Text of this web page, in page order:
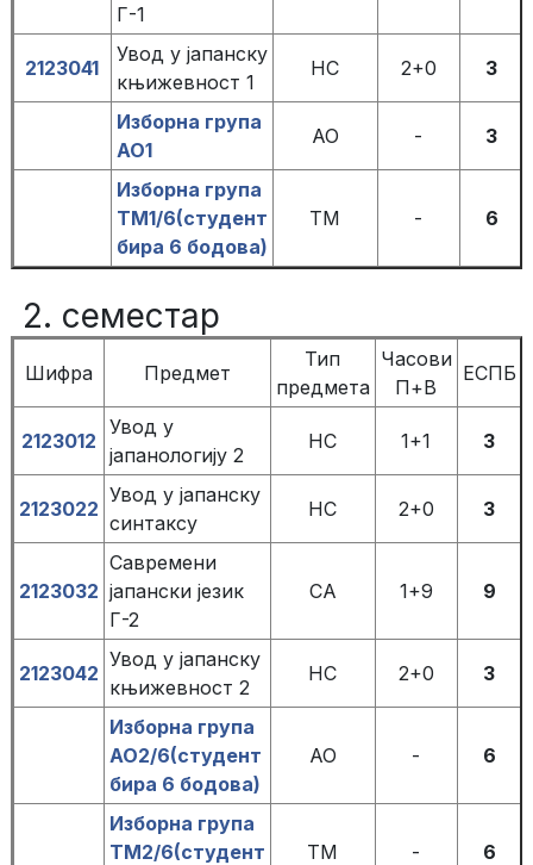
Г-1
2123041
Увод у јапанску
књижевност 1
НС 2+0 3
Изборна група
АО1
АО - 3
Изборна група
ТМ1/6(студент
бира 6 бодова)
ТМ - 6
2. семестар
Шифра Предмет
Тип
предмета
Часови
П+В
ЕСПБ
2123012
Увод у
јапанологију 2
НС 1+1 3
2123022
Увод у јапанску
синтаксу
НС 2+0 3
2123032
Савремени
јапански језик
Г-2
СА 1+9 9
2123042
Увод у јапанску
књижевност 2
НС 2+0 3
Изборна група
АО2/6(студент
бира 6 бодова)
АО - 6
Изборна група
ТМ2/6(студент
ТМ - 6